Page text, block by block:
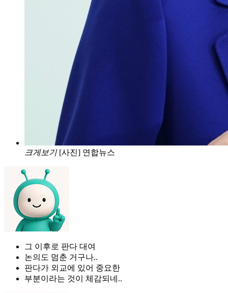
크게보기 [사진] 연합뉴스
그 이후로 판다 대여
논의도 멈춘 거구나..
판다가 외교에 있어 중요한
부분이라는 것이 체감되네..